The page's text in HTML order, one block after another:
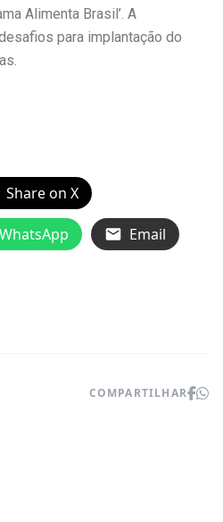
Alimenta Brasil’. A
para implantação do
Share on X
WhatsApp Email
COMPARTILHAR